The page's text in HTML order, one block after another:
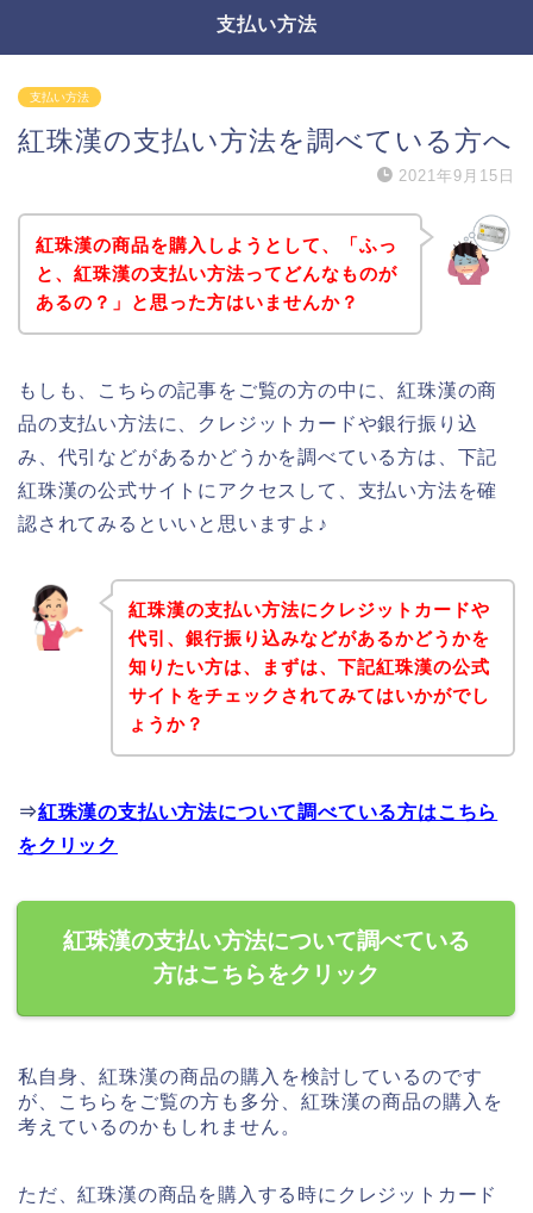
支払い方法
支払い方法
紅珠漢の支払い方法を調べている方へ
2021年9月15日
紅珠漢の商品を購入しようとして、「ふっ
と、紅珠漢の支払い方法ってどんなものが
あるの？」と思った方はいませんか？
もしも、こちらの記事をご覧の方の中に、紅珠漢の商
品の支払い方法に、クレジットカードや銀行振り込
み、代引などがあるかどうかを調べている方は、下記
紅珠漢の公式サイトにアクセスして、支払い方法を確
認されてみるといいと思いますよ♪
紅珠漢の支払い方法にクレジットカードや
代引、銀行振り込みなどがあるかどうかを
知りたい方は、まずは、下記紅珠漢の公式
サイトをチェックされてみてはいかがでし
ょうか？
⇒紅珠漢の支払い方法について調べている方はこちら
をクリック
紅珠漢の支払い方法について調べている
方はこちらをクリック
私自身、紅珠漢の商品の購入を検討しているのです
が、こちらをご覧の方も多分、紅珠漢の商品の購入を
考えているのかもしれません。
ただ、紅珠漢の商品を購入する時にクレジットカード